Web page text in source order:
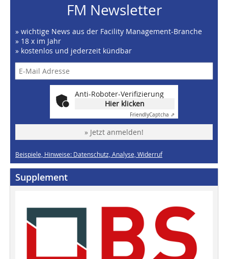
FM Newsletter
» wichtige News aus der Facility Management-Branche
» 18 x im Jahr
» kostenlos und jederzeit kündbar
Anti-Roboter-Verifizierung
Hier klicken
FriendlyCaptcha ⇗
» Jetzt anmelden!
Beispiele, Hinweise: Datenschutz, Analyse, Widerruf
Supplement